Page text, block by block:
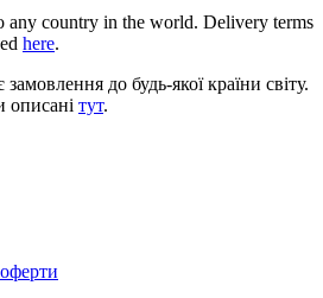
any country in the world. Delivery terms
here.
до будь-якої країни світу.
описані тут.